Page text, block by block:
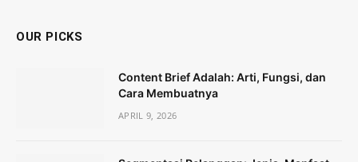
OUR PICKS
Content Brief Adalah: Arti, Fungsi, dan
Cara Membuatnya
APRIL 9, 2026